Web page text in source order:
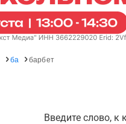
ба барбет
Введите слово, к